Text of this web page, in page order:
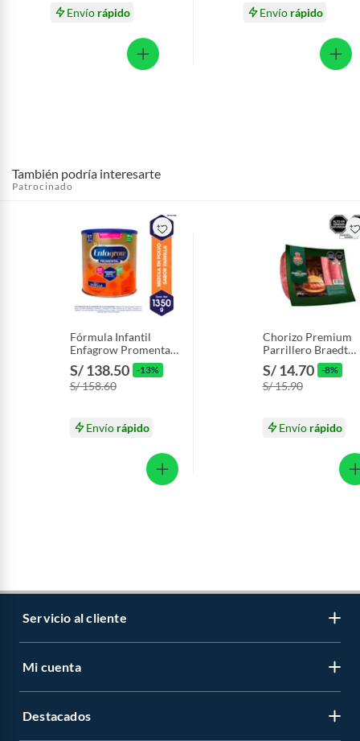
Envío rápido Envío rápido
También podría interesarte
Patrocinado
Fórmula Infantil
Enfagrow Promental
Vainilla Lata 1.35 Kg
S/ 138.50 -13%
S/ 158.60
Envío rápido
Chorizo Premium
Parrillero Braedt
Empaque 500 g
S/ 14.70 -8%
S/ 15.90
Envío rápido
Servicio al cliente
Libro de reclamaciones
Mi cuenta
Regístrate
Destacados